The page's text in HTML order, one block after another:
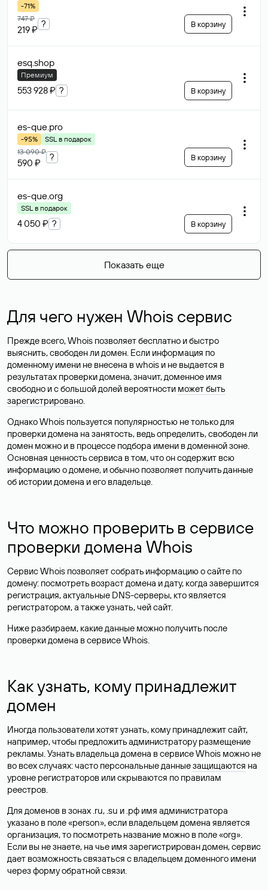
-71%
747 ₽
219 ₽
? В корзину
esq.shop
Премиум
553 928 ₽ ? В корзину
es-que.pro
-95%
SSL в подарок
13 090 ₽
590 ₽
? В корзину
es-que.org
SSL в подарок
4 050 ₽ ? В корзину
Показать еще
Для чего нужен Whois сервис
Прежде всего, Whois позволяет бесплатно и быстро
выяснить, свободен ли домен. Если информация по
доменному имени не внесена в whois и не выдается в
результатах проверки домена, значит, доменное имя
свободно и с большой долей вероятности может быть
зарегистрировано.
Однако Whois пользуется популярностью не только для
проверки домена на занятость, ведь определить, свободен ли
домен можно и в процессе подбора имени в доменной зоне.
Основная ценность сервиса в том, что он содержит всю
информацию о домене, и обычно позволяет получить данные
об истории домена и его владельце.
Что можно проверить в сервисе
проверки домена Whois
Сервис Whois позволяет собрать информацию о сайте по
домену: посмотреть возраст домена и дату, когда завершится
регистрация, актуальные DNS-серверы, кто является
регистратором, а также узнать, чей сайт.
Ниже разбираем, какие данные можно получить после
проверки домена в сервисе Whois.
Как узнать, кому принадлежит
домен
Иногда пользователи хотят узнать, кому принадлежит сайт,
например, чтобы предложить администратору размещение
рекламы. Узнать владельца домена в сервисе Whois можно не
во всех случаях: часто персональные данныезащищаются на
уровне регистраторов или скрываются по правилам
реестров.
Для доменов в зонах .ru, .su и .рф имя администратора
указано в поле «person», если владельцем домена является
организация, то посмотреть название можно в поле «org».
Если вы не знаете, на чье имя зарегистрирован домен, сервис
дает возможность связаться с владельцем доменного имени
через форму обратной связи.